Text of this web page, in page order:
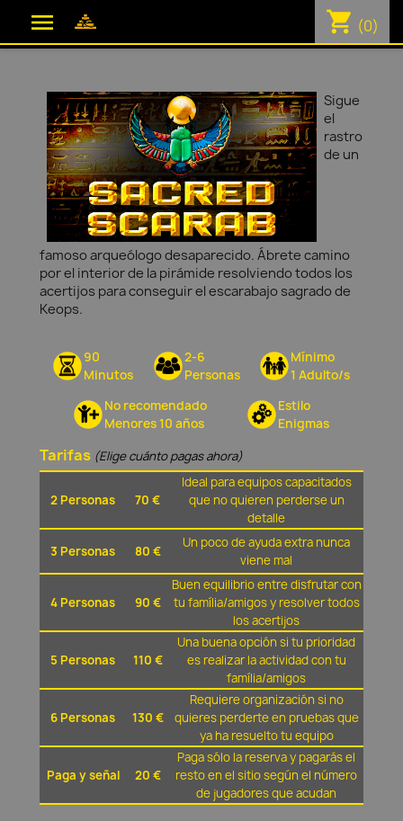
 shopping_cart (0)
Sigue
el
rastro
de un
famoso arqueólogo desaparecido. Ábrete camino
por el interior de la pirámide resolviendo todos los
acertijos para conseguir el escarabajo sagrado de
Keops.
90
Minutos
2-6
Personas
Mínimo
1 Adulto/s
No recomendado
Menores 10 años
Estilo
Enigmas
Tarifas (Elige cuánto pagas ahora)
2 Personas 70 €
Ideal para equipos capacitados
que no quieren perderse un
detalle
3 Personas 80 €
Un poco de ayuda extra nunca
viene mal
4 Personas 90 €
Buen equilibrio entre disfrutar con
tu família/amigos y resolver todos
los acertijos
5 Personas 110 €
Una buena opción si tu prioridad
es realizar la actividad con tu
família/amigos
6 Personas 130 €
Requiere organización si no
quieres perderte en pruebas que
ya ha resuelto tu equipo
Paga y señal 20 €
Paga sólo la reserva y pagarás el
resto en el sitio según el número
de jugadores que acudan